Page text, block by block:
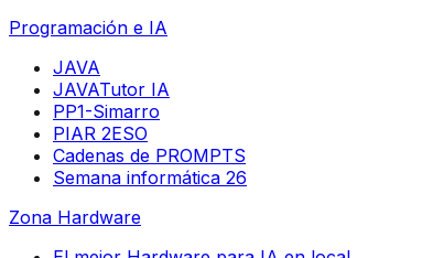
Programación e IA
JAVA
JAVATutor IA
PP1-Simarro
PIAR 2ESO
Cadenas de PROMPTS
Semana informática 26
Zona Hardware